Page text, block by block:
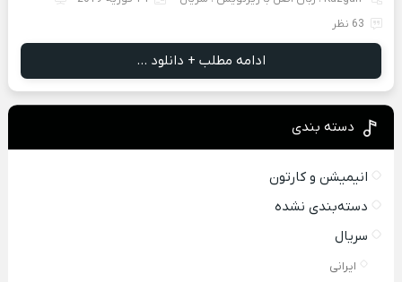
63 نظر
ادامه مطلب + دانلود ...
دسته بندی
انیمیشن و کارتون
دسته‌بندی نشده
سریال
ایرانی